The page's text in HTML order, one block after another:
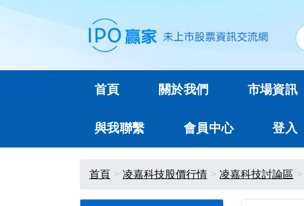
首頁 關於我們 市場資訊
與我聯繫 會員中心 登入
首頁 凌嘉科技股價行情 凌嘉科技討論區